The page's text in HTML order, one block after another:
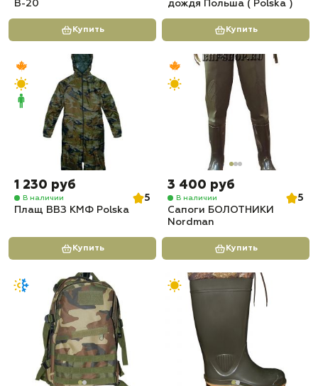
В-20
Купить
дождя Польша ( Polska )
Купить
1 230 руб
В наличии
5
Плащ ВВЗ КМФ Polska
Купить
3 400 руб
В наличии
5
Сапоги БОЛОТНИКИ
Nordman
Купить